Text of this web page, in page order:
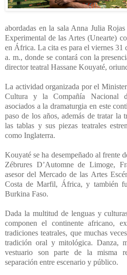
abordadas en la sala Anna Julia
Experimental de las Artes (Unearte)
en África. La cita es para el viernes 31
a. m., donde se contará con la
director teatral Hassane Kouyaté,
La actividad organizada por el
Cultura y la Compañía Nacional
asociados a la dramaturgia en este
paso de los años, además de tratar la
las tablas y sus piezas teatrales
como Inglaterra.
Kouyaté se ha desempeñado al frente
Zébrures D’Automne de Limoge,
asesor del Mercado de las Artes
Costa de Marfil, África, y también
Burkina Faso.
Dada la multitud de lenguas y
componen el continente africano,
tradiciones teatrales, que muchas
tradición oral y mitológica. Danza,
vestuario son parte de la misma
separación entre escenario y público.